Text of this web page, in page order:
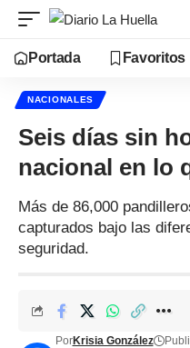
Portada Favoritos
NACIONALES
Seis días sin
nacional en lo
Más de 86,000
capturados bajo las
seguridad.
PorKrisia González